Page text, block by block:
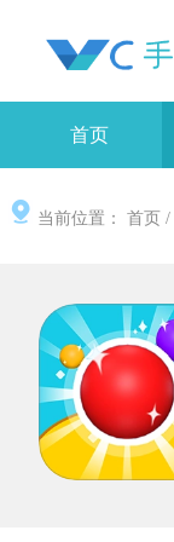
首页
当前位置： 首页 /